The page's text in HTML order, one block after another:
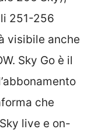
251-256
visibile anche
Sky Go è il
che
live e on-